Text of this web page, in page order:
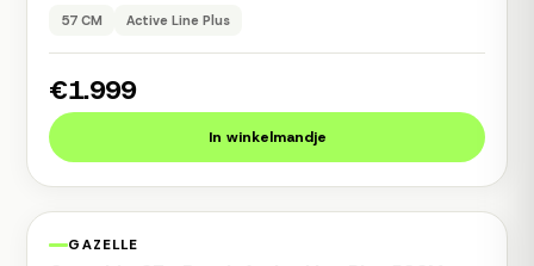
57 CM Active Line Plus
€1.999
In winkelmandje
1 jaar garantie
GAZELLE